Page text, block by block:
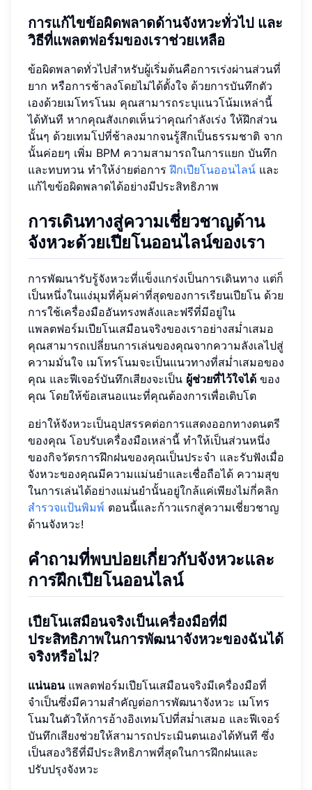
การแก้ไขข้อผิดพลาดด้านจังหวะทั่วไป และ
วิธีที่แพลตฟอร์มของเราช่วยเหลือ
ข้อผิดพลาดทั่วไปสำหรับผู้เริ่มต้นคือการเร่งผ่านส่วนที่
ยาก หรือการช้าลงโดยไม่ได้ตั้งใจ ด้วยการบันทึกตัว
เองด้วยเมโทรโนม คุณสามารถระบุแนวโน้มเหล่านี้
ได้ทันที หากคุณสังเกตเห็นว่าคุณกำลังเร่ง ให้ฝึกส่วน
นั้นๆ ด้วยเทมโปที่ช้าลงมากจนรู้สึกเป็นธรรมชาติ จาก
นั้นค่อยๆ เพิ่ม BPM ความสามารถในการแยก บันทึก
และทบทวน ทำให้ง่ายต่อการฝึกเปียโนออนไลน์ และ
แก้ไขข้อผิดพลาดได้อย่างมีประสิทธิภาพ
การเดินทางสู่ความเชี่ยวชาญด้าน
จังหวะด้วยเปียโนออนไลน์ของเรา
การพัฒนารับรู้จังหวะที่แข็งแกร่งเป็นการเดินทาง แต่ก็
เป็นหนึ่งในแง่มุมที่คุ้มค่าที่สุดของการเรียนเปียโน ด้วย
การใช้เครื่องมืออันทรงพลังและฟรีที่มีอยู่ใน
แพลตฟอร์มเปียโนเสมือนจริงของเราอย่างสม่ำเสมอ
คุณสามารถเปลี่ยนการเล่นของคุณจากความลังเลไปสู่
ความมั่นใจ เมโทรโนมจะเป็นแนวทางที่สม่ำเสมอของ
คุณ และฟีเจอร์บันทึกเสียงจะเป็น ผู้ช่วยที่ไว้ใจได้ ของ
คุณ โดยให้ข้อเสนอแนะที่คุณต้องการเพื่อเติบโต
อย่าให้จังหวะเป็นอุปสรรคต่อการแสดงออกทางดนตรี
ของคุณ โอบรับเครื่องมือเหล่านี้ ทำให้เป็นส่วนหนึ่ง
ของกิจวัตรการฝึกฝนของคุณเป็นประจำ และรับฟังเมื่อ
จังหวะของคุณมีความแม่นยำและเชื่อถือได้ ความสุข
ในการเล่นได้อย่างแม่นยำนั้นอยู่ใกล้แค่เพียงไม่กี่คลิก
สำรวจแป้นพิมพ์ ตอนนี้และก้าวแรกสู่ความเชี่ยวชาญ
ด้านจังหวะ!
คำถามที่พบบ่อยเกี่ยวกับจังหวะและ
การฝึกเปียโนออนไลน์
เปียโนเสมือนจริงเป็นเครื่องมือที่มี
ประสิทธิภาพในการพัฒนาจังหวะของฉันได้
จริงหรือไม่?
แน่นอนแพลตฟอร์มเปียโนเสมือนจริงมีเครื่องมือที่
จำเป็นซึ่งมีความสำคัญต่อการพัฒนาจังหวะ เมโทร
โนมในตัวให้การอ้างอิงเทมโปที่สม่ำเสมอ และฟีเจอร์
บันทึกเสียงช่วยให้สามารถประเมินตนเองได้ทันที ซึ่ง
เป็นสองวิธีที่มีประสิทธิภาพที่สุดในการฝึกฝนและ
ปรับปรุงจังหวะ